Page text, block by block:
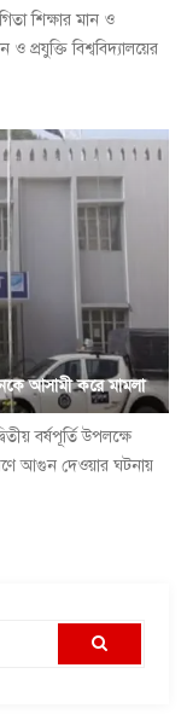
শিক্ষার মান ও
প্রযুক্তি বিশ্ববিদ্যালয়ের
আসামী করে মামলা
বর্ষপূর্তি উপলক্ষে
আগুন দেওয়ার ঘটনায়